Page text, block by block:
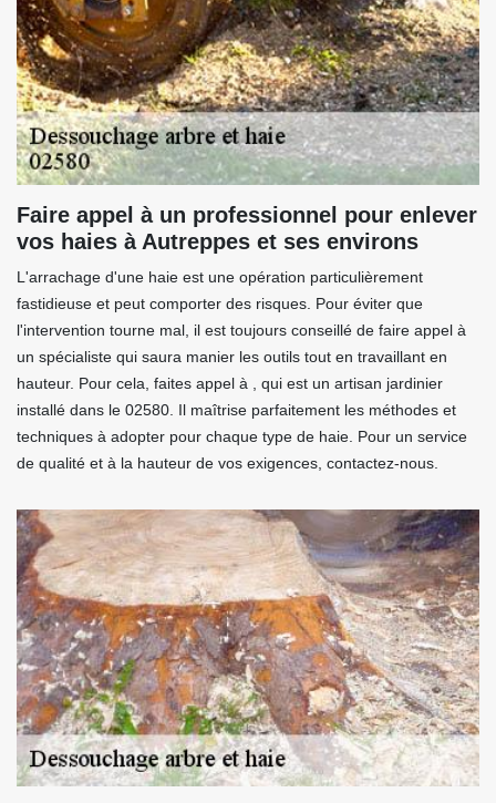
Faire appel à un professionnel pour enlever
vos haies à Autreppes et ses environs
L'arrachage d'une haie est une opération particulièrement
fastidieuse et peut comporter des risques. Pour éviter que
l'intervention tourne mal, il est toujours conseillé de faire appel à
un spécialiste qui saura manier les outils tout en travaillant en
hauteur. Pour cela, faites appel à , qui est un artisan jardinier
installé dans le 02580. Il maîtrise parfaitement les méthodes et
techniques à adopter pour chaque type de haie. Pour un service
de qualité et à la hauteur de vos exigences, contactez-nous.